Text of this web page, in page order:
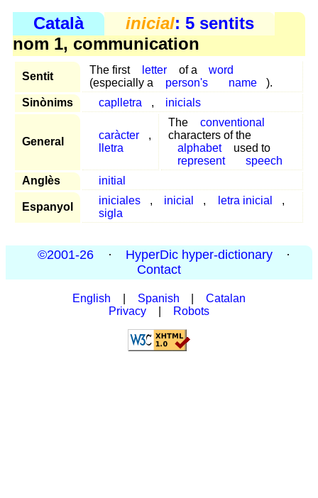
Català inicial: 5 sentits
nom 1, communication
Sentit
The first letter of a
word
(especially a
person's name
).
Sinònims
caplletra , inicials
General
caràcter
,
lletra
The
conventional
characters of the
alphabet
used to
represent
speech
Anglès
initial
Espanyol
iniciales , inicial , letra inicial
,
sigla
©2001-26 · HyperDic hyper-dictionary
·
Contact
English Spanish
Catalan
Privacy
Robots